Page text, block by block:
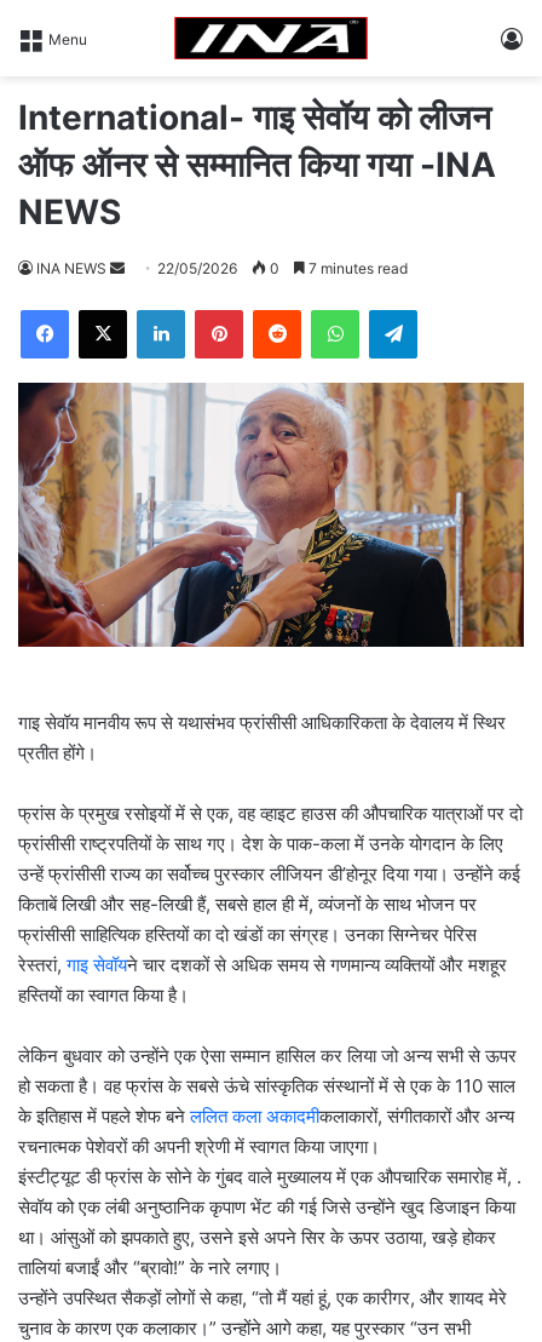
Menu
International- गाइ सेवॉय को लीजन
ऑफ ऑनर से सम्मानित किया गया -INA
NEWS
INA NEWS
d
a
e
l
22/05/2026 0 7 minutes read
गाइ सेवॉय मानवीय रूप से यथासंभव फ्रांसीसी आधिकारिकता के देवालय में स्थिर
प्रतीत होंगे।
फ्रांस के प्रमुख रसोइयों में से एक, वह व्हाइट हाउस की औपचारिक यात्राओं पर दो
फ्रांसीसी राष्ट्रपतियों के साथ गए। देश के पाक-कला में उनके योगदान के लिए
उन्हें फ्रांसीसी राज्य का सर्वोच्च पुरस्कार लीजियन डी’होनूर दिया गया। उन्होंने कई
किताबें लिखी और सह-लिखी हैं, सबसे हाल ही में, व्यंजनों के साथ भोजन पर
फ्रांसीसी साहित्यिक हस्तियों का दो खंडों का संग्रह। उनका सिग्नेचर पेरिस
रेस्तरां,गाइ सेवॉयने चार दशकों से अधिक समय से गणमान्य व्यक्तियों और मशहूर
हस्तियों का स्वागत किया है।
लेकिन बुधवार को उन्होंने एक ऐसा सम्मान हासिल कर लिया जो अन्य सभी से ऊपर
हो सकता है। वह फ्रांस के सबसे ऊंचे सांस्कृतिक संस्थानों में से एक के 110 साल
के इतिहास में पहले शेफ बनेललित कला अकादमीकलाकारों, संगीतकारों और अन्य
रचनात्मक पेशेवरों की अपनी श्रेणी में स्वागत किया जाएगा।
इंस्टीट्यूट डी फ्रांस के सोने के गुंबद वाले मुख्यालय में एक औपचारिक समारोह में, .
सेवॉय को एक लंबी अनुष्ठानिक कृपाण भेंट की गई जिसे उन्होंने खुद डिजाइन किया
था। आंसुओं को झपकाते हुए, उसने इसे अपने सिर के ऊपर उठाया, खड़े होकर
तालियां बजाईं और “ब्रावो!” के नारे लगाए।
उन्होंने उपस्थित सैकड़ों लोगों से कहा, “तो मैं यहां हूं, एक कारीगर, और शायद मेरे
चुनाव के कारण एक कलाकार।” उन्होंने आगे कहा, यह पुरस्कार “उन सभी